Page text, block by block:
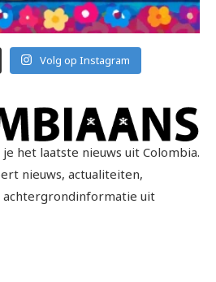
Volg op Instagram
het laatste nieuws uit Colombia.
nieuws, actualiteiten,
achtergrondinformatie uit